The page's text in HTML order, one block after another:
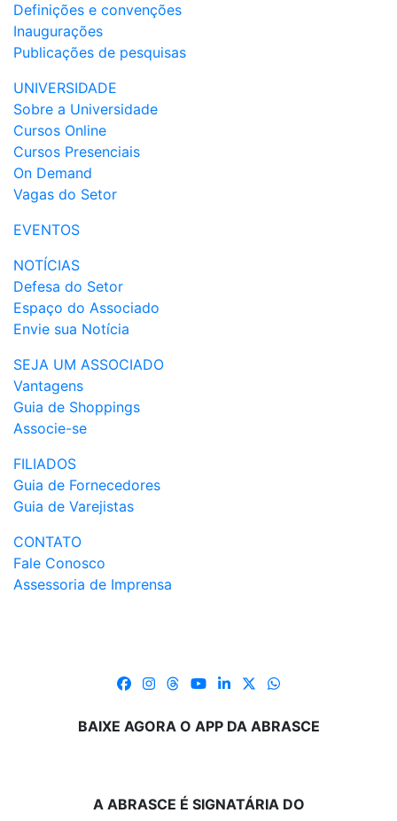
Definições e convenções
Inaugurações
Publicações de pesquisas
UNIVERSIDADE
Sobre a Universidade
Cursos Online
Cursos Presenciais
On Demand
Vagas do Setor
EVENTOS
NOTÍCIAS
Defesa do Setor
Espaço do Associado
Envie sua Notícia
SEJA UM ASSOCIADO
Vantagens
Guia de Shoppings
Associe-se
FILIADOS
Guia de Fornecedores
Guia de Varejistas
CONTATO
Fale Conosco
Assessoria de Imprensa
BAIXE AGORA O APP DA ABRASCE
A ABRASCE É SIGNATÁRIA DO